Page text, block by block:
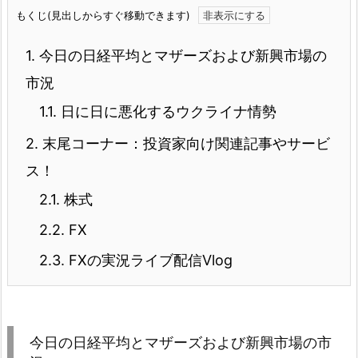
もくじ(見出しからすぐ移動できます)
1. 今日の日経平均とマザーズおよび新興市場の
市況
1.1. 日に日に悪化するウクライナ情勢
2. 末尾コーナー：投資家向け関連記事やサービ
ス！
2.1. 株式
2.2. FX
2.3. FXの実況ライブ配信Vlog
今日の日経平均とマザーズおよび新興市場の市